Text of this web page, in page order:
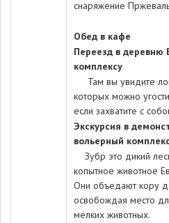
снаряжение
Обед в кафе
Переезд в деревню
комплексу
Там вы увидите
которых можно
если захватите с
Экскурсия в
вольерный
Зубр это дикий
копытное животное
Они объедают кору
освобождая место
мелких животных.